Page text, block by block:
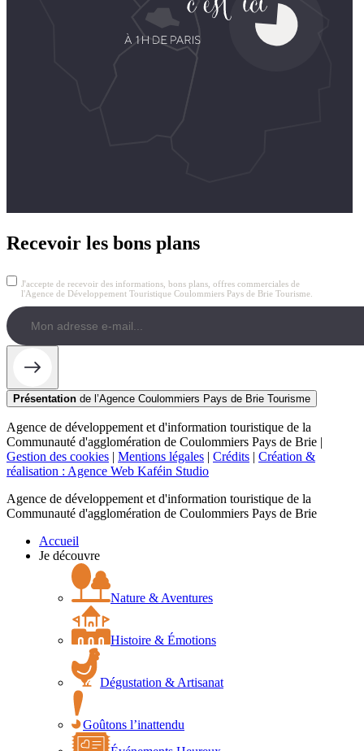
Recevoir les bons plans
J'accepte de recevoir des informations, bons plans, offres commerciales de
l'Agence de Développement Touristique Coulommiers Pays de Brie Tourisme.
Présentation de l’Agence Coulommiers Pays de Brie Tourisme
Agence de développement et d'information touristique de la
Communauté d'agglomération de Coulommiers Pays de Brie |
Gestion des cookies | Mentions légales | Crédits | Création &
réalisation : Agence Web Kaféin Studio
Agence de développement et d'information touristique de la
Communauté d'agglomération de Coulommiers Pays de Brie
Accueil
Je découvre
Nature & Aventures
Histoire & Émotions
Dégustation & Artisanat
Goûtons l’inattendu